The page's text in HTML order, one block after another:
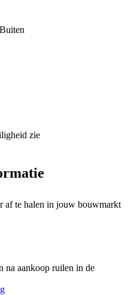
Buiten
zie
af te halen in jouw bouwmarkt
na aankoop ruilen in de